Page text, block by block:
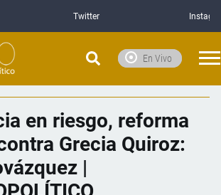
Twitter
En Vivo
en riesgo, reforma
Grecia Quiroz:
|